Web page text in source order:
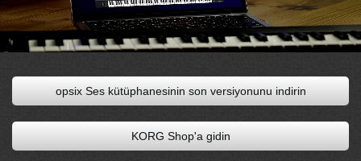
opsix Ses kütüphanesinin son versiyonunu indirin
KORG Shop'a gidin